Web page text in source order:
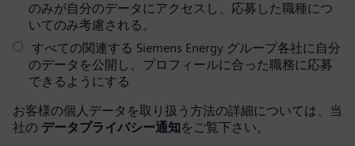
のみが自分のデータにアクセスし、応募した職種につ
いてのみ考慮される。
すべての関連する Siemens Energy グループ各社に自分
のデータを公開し、プロフィールに合った職務に応募
できるようにする
お客様の個人データを取り扱う方法の詳細については、当
社の データプライバシー通知をご覧下さい。